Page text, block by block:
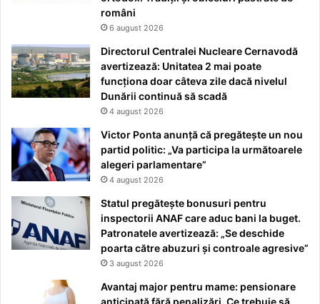
români
6 august 2026
Directorul Centralei Nucleare Cernavodă
avertizează: Unitatea 2 mai poate
funcționa doar câteva zile dacă nivelul
Dunării continuă să scadă
4 august 2026
Victor Ponta anunță că pregătește un nou
partid politic: „Va participa la următoarele
alegeri parlamentare”
4 august 2026
Statul pregătește bonusuri pentru
inspectorii ANAF care aduc bani la buget.
Patronatele avertizează: „Se deschide
poarta către abuzuri și controale agresive”
3 august 2026
Avantaj major pentru mame: pensionare